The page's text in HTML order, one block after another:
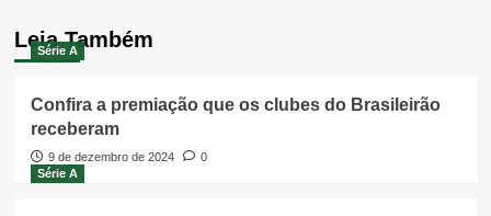
Leia Também
Série A
Confira a premiação que os clubes do Brasileirão
receberam
9 de dezembro de 2024
0
Série A